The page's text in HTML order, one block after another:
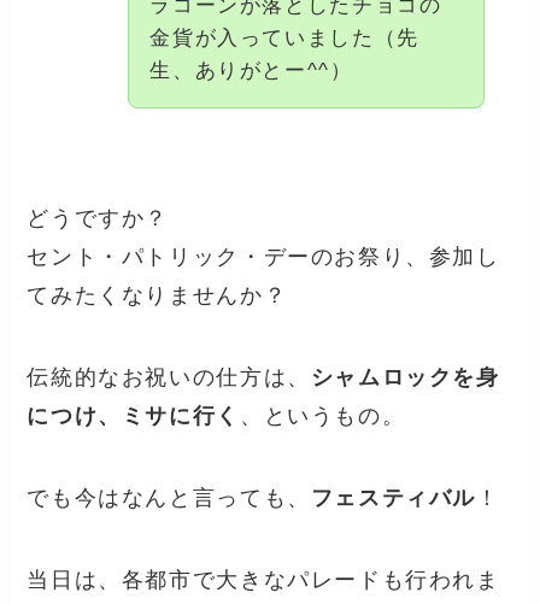
ラコーンが落としたチョコの
金貨が入っていました（先
生、ありがとー^^）
どうですか？
セント・パトリック・デーのお祭り、参加し
てみたくなりませんか？
伝統的なお祝いの仕方は、
シャムロックを身
につけ、ミサに行く 、というもの。
でも今はなんと言っても、 フェスティバル ！
当日は、各都市で大きなパレードも行われま